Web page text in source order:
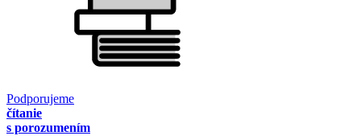
Podporujeme
čítanie
s porozumením